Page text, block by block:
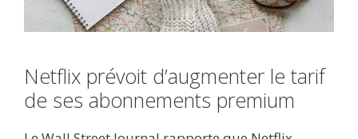
Netflix prévoit d’augmenter le tarif
de ses abonnements premium